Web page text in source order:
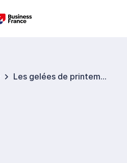
Les gelées de printemps frappent durement la production fruitière tchèque